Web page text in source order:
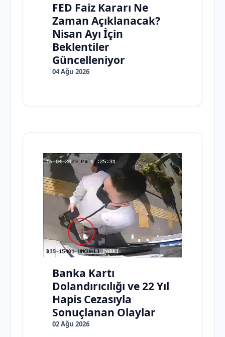
FED Faiz Kararı Ne
Zaman Açıklanacak?
Nisan Ayı İçin
Beklentiler
Güncelleniyor
04 Ağu 2026
Banka Kartı
Dolandırıcılığı ve 22 Yıl
Hapis Cezasıyla
Sonuçlanan Olaylar
02 Ağu 2026